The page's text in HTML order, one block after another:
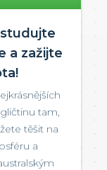
studujte
a zažijte
tam,
těšit na
a